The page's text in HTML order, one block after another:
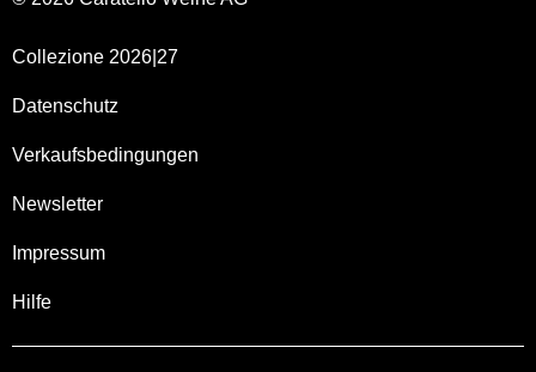
Collezione 2026|27
Datenschutz
Verkaufsbedingungen
Newsletter
Impressum
Hilfe